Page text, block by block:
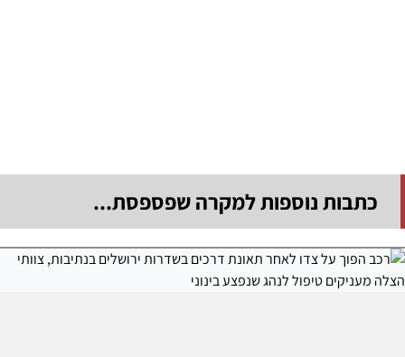
כתבות נוספות למקרה שפספסת...